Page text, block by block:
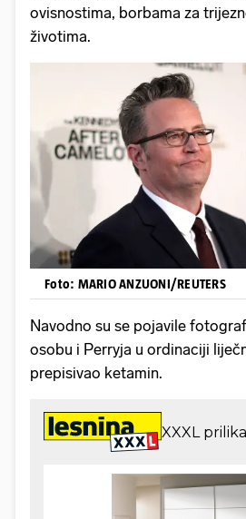
ovisnostima, borbama za
životima.
Foto: MARIO ANZUONI/REUTERS
Navodno su se pojavile
osobu i Perryja u ordinaciji
prepisivao ketamin.